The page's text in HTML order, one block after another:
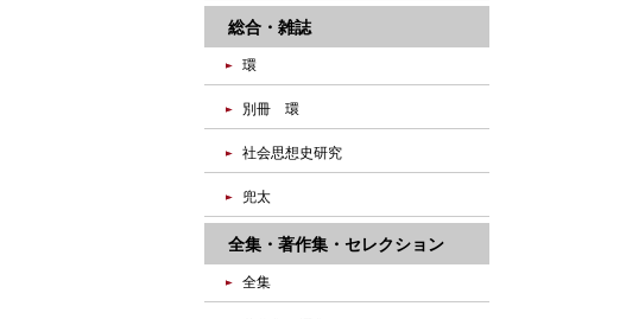
総合・雑誌
環
別冊 環
社会思想史研究
兜太
全集・著作集・セレクション
全集